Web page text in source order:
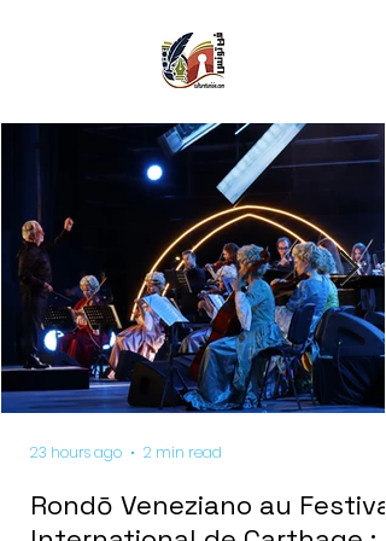
Rondō Veneziano au Festival
23 hours ago 2 min read